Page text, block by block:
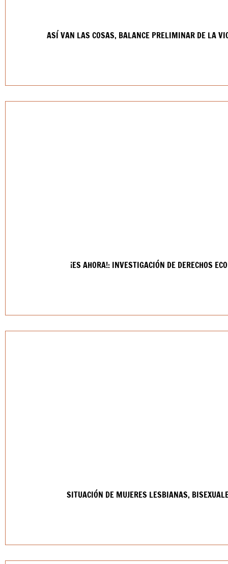
ASÍ VAN LAS COSAS, BALANCE PRELIMINAR DE LA
¡ES AHORA!: INVESTIGACIÓN DE DERECHOS
SITUACIÓN DE MUJERES LESBIANAS,